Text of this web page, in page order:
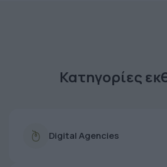
Κατηγορίες
Digital Agencies